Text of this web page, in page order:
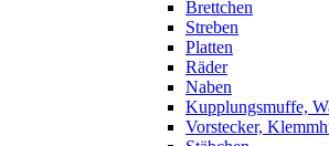
Brettchen
Streben
Platten
Räder
Naben
Kupplungsmuffe,
Vorstecker,